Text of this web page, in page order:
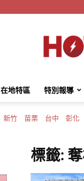
在地特區 特別報導
新竹 苗栗 台中 彰化
標籤: